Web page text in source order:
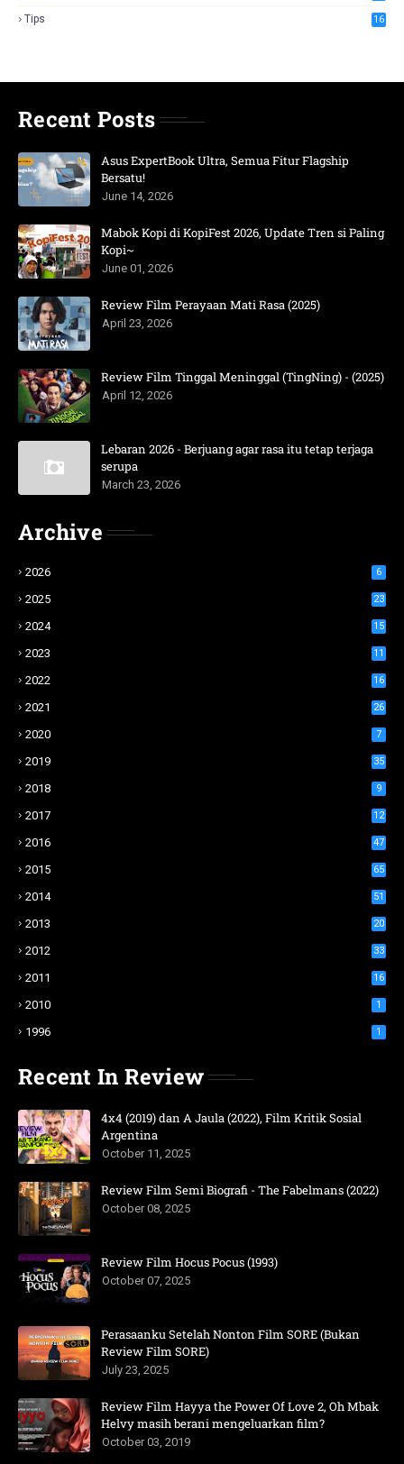
Tips 16
Recent Posts
Asus ExpertBook Ultra, Semua Fitur Flagship
Bersatu!
June 14, 2026
Mabok Kopi di KopiFest 2026, Update Tren si Paling
Kopi~
June 01, 2026
Review Film Perayaan Mati Rasa (2025)
April 23, 2026
Review Film Tinggal Meninggal (TingNing) - (2025)
April 12, 2026
Lebaran 2026 - Berjuang agar rasa itu tetap terjaga
serupa
March 23, 2026
Archive
2026 6
2025 23
2024 15
2023 11
2022 16
2021 26
2020 7
2019 35
2018 9
2017 12
2016 47
2015 65
2014 51
2013 20
2012 33
2011 16
2010 1
1996 1
Recent In Review
4x4 (2019) dan A Jaula (2022), Film Kritik Sosial
Argentina
October 11, 2025
Review Film Semi Biografi - The Fabelmans (2022)
October 08, 2025
Review Film Hocus Pocus (1993)
October 07, 2025
Perasaanku Setelah Nonton Film SORE (Bukan
Review Film SORE)
July 23, 2025
Review Film Hayya the Power Of Love 2, Oh Mbak
Helvy masih berani mengeluarkan film?
October 03, 2019